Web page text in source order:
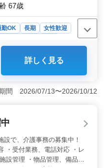
さい／
67歳
勤OK 長期
女性歓迎
勤が可能で、地域内外か
ストレスが少なく、日々
が整っています。 ＜年
協力し合いながら働いて
件＞ 社会保険完備
。長期的に働きやすい環
詳しく見る
間 2026/07/13〜2026/10/12
設で、介護事務の募集中！
・受付業務、電話対応 ・レ
設管理 ・物品管理、備品発